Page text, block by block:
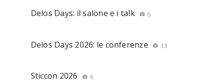
Delos Days: il salone e i talk 6
Delos Days 2026: le conferenze 13
Sticcon 2026 6